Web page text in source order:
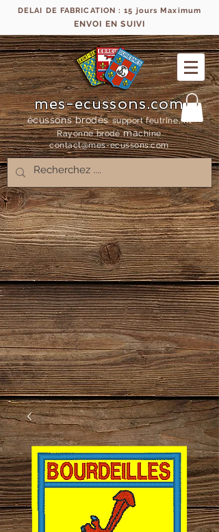
DELAI DE FABRICATION : 15 jours Maximum
ENVOI EN SUIVI
mes-ecussons.com
écussons brodés support feutrine, fil
Rayonne brodémachine
contact@mes-ecussons.com